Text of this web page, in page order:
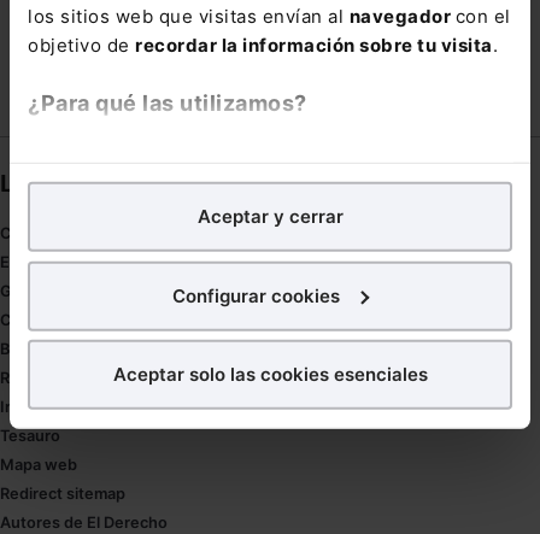
los sitios web que visitas envían al navegador con el
objetivo de recordar la información sobre tu visita.
¿Para qué las utilizamos?
analíticospara tratar demejorar tu experienciaen
nuestra página web. También con fines publicitarios,
para poder mostrarte publicidad y contenidos de tu
¿Qué puedes hacer?
en la web sea óptima
Puedes
todas las cookies excepto aquellas imprescindibles.
También puedes
Aceptar y cerrar
Configurar cookies
Aceptar solo las cookies esenciales
TRÁFICO BIENES VIVIENDA
Links directos
Coronavirus
Estudio de salud abogacía
Gestión de despachos
Compliance
Buenas Prácticas Tributarias
RGPD
Innovación
Tesauro
Mapa web
Redirect sitemap
Autores de El Derecho